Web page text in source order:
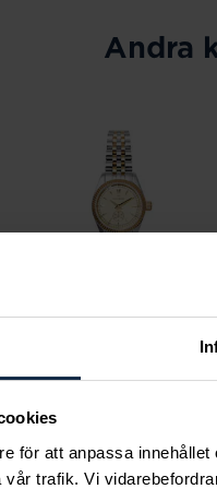
för att anpassa
trafik. Vi
Andra
Mockberg